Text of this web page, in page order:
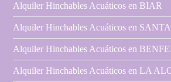
Alquiler Hinchables Acuáticos en BIAR
Alquiler Hinchables Acuáticos en
Alquiler Hinchables Acuáticos en
Alquiler Hinchables Acuáticos en LA